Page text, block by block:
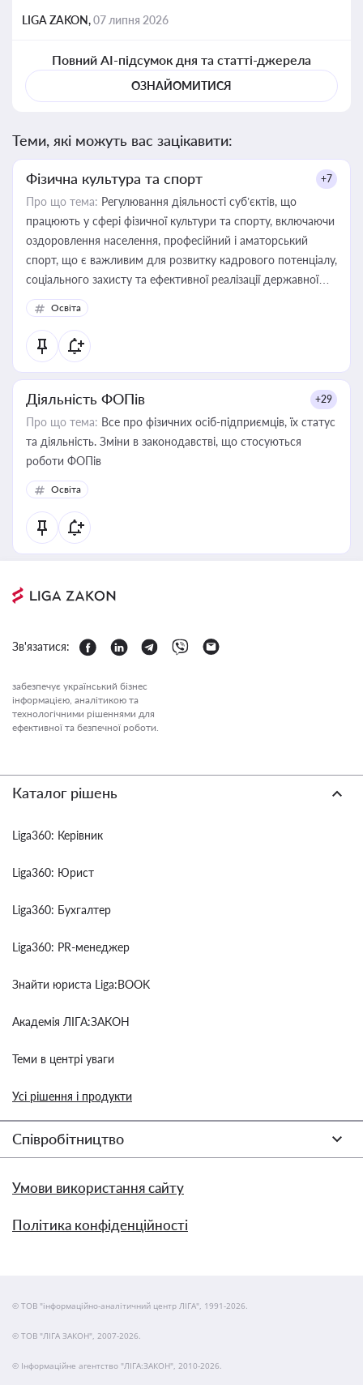
LIGA ZAKON,07 липня 2026
Повний AI-підсумок дня та статті-джерела
ОЗНАЙОМИТИСЯ
Теми, які можуть вас зацікавити:
Фізична культура та спорт +7
Про що тема: Регулювання діяльності суб’єктів, що
працюють у сфері фізичної культури та спорту, включаючи
оздоровлення населення, професійний і аматорський
спорт, що є важливим для розвитку кадрового потенціалу,
соціального захисту та ефективної реалізації державної
політики у цій галузі
Освіта
Діяльність ФОПів +29
Про що тема: Все про фізичних осіб-підприємців, їх статус
та діяльність. Зміни в законодавстві, що стосуються
роботи ФОПів
Освіта
Зв'язатися:
забезпечує український бізнес
інформацією, аналітикою та
технологічними рішеннями для
ефективної та безпечної роботи.
Каталог рішень
Liga360: Керівник
Liga360: Юрист
Liga360: Бухгалтер
Liga360: PR-менеджер
Знайти юриста Liga:BOOK
Академія ЛІГА:ЗАКОН
Теми в центрі уваги
Усі рішення і продукти
Співробітництво
Умови використання сайту
Політика конфіденційності
© ТОВ "інформаційно-аналітичний центр ЛІГА", 1991-2026.
© ТОВ "ЛІГА ЗАКОН", 2007-2026.
© Інформаційне агентство "ЛІГА:ЗАКОН", 2010-2026.